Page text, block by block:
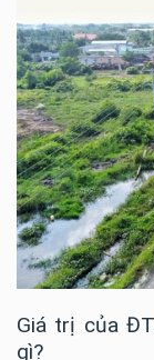
Giá trị của
gì?